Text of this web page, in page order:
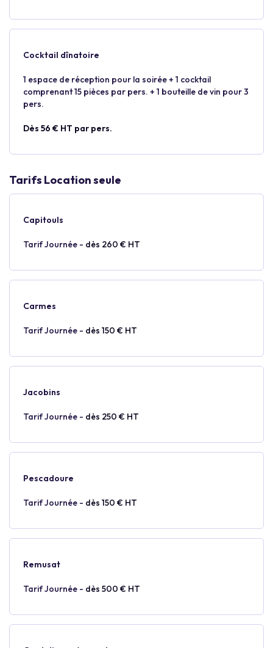
Cocktail dînatoire
1 espace de réception pour la soirée + 1 cocktail
comprenant 15 pièces par pers. + 1 bouteille de vin pour 3
pers.
Dès 56 € HT par pers.
Tarifs Location seule
Capitouls
Tarif Journée - dès 260 € HT
Carmes
Tarif Journée - dès 150 € HT
Jacobins
Tarif Journée - dès 250 € HT
Pescadoure
Tarif Journée - dès 150 € HT
Remusat
Tarif Journée - dès 500 € HT